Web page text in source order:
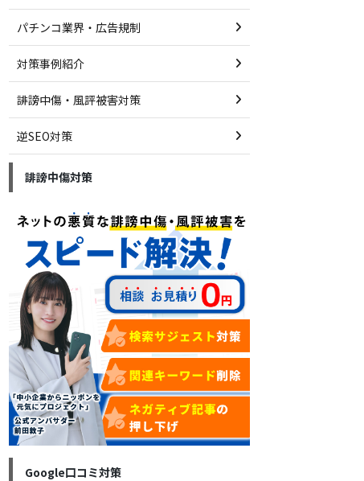
パチンコ業界・広告規制
対策事例紹介
誹謗中傷・風評被害対策
逆SEO対策
誹謗中傷対策
Google口コミ対策